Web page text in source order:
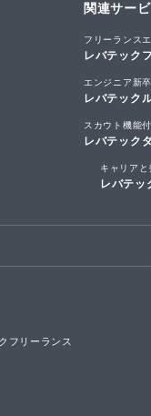
関連サー
フリーランス
レバテック
エンジニア新
レバテック
スカウト機能
レバテック
キャリア
レバテッ
フリーランス